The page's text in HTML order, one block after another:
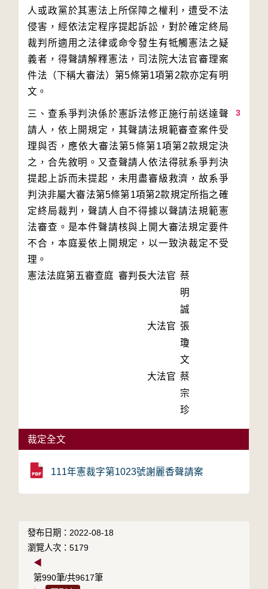
人或政黨於其憲法上所保障之權利，遭受不法
侵害，經依法定程序提起訴訟，對於確定終局
裁判所適用之法律或命令發生有牴觸憲法之疑
義者，得聲請解釋憲法，司法院大法官審理案
件法（下稱大審法）第5條第1項第2款亦定有明
3
三、查系爭判決係於憲訴法修正施行前送達聲
請人，依上開規定，其聲請法規範審查案件受
理與否，應依大審法第5條第1項第2款規定決
之，合先敘明。又查聲請人依法得就系爭判決
提起上訴而未提起，未用盡審級救濟，故系爭
判決非屬大審法第5條第1項第2款規定所指之確
定終局裁判，聲請人自不得據以聲請法規範憲
法審查。是本件聲請核與上開大審法規定要件
不合，本庭爰依上開規定，以一致決裁定不受
理。
憲法法庭第五審查庭 審判長大法官 蔡
明
誠
大法官 張
瓊
文
大法官 蔡
宗
珍
裁定全文
111年憲裁字第1023號謝麗香聲請案
發布日期：2022-08-18
瀏覽人次：5179
◀
第990筆/共9617筆